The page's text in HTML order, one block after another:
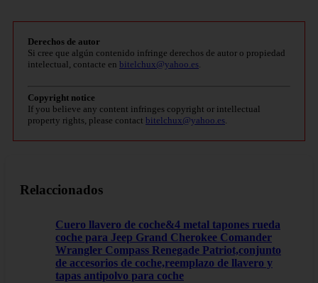
Derechos de autor
Si cree que algún contenido infringe derechos de autor o propiedad
intelectual, contacte en bitelchux@yahoo.es
Copyright notice
If you believe any content infringes copyright or intellectual
property rights, please contact bitelchux@yahoo.es
Relaccionados
Cuero llavero de coche&4 metal tapones rueda
coche para Jeep Grand Cherokee Comander
Wrangler Compass Renegade Patriot,conjunto
de accesorios de coche,reemplazo de llavero y
tapas antipolvo para coche